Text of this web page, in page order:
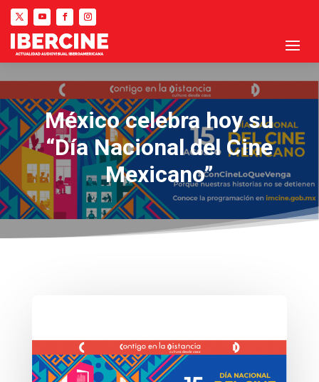
México celebra hoy su
“Día Nacional del Cine
Mexicano”